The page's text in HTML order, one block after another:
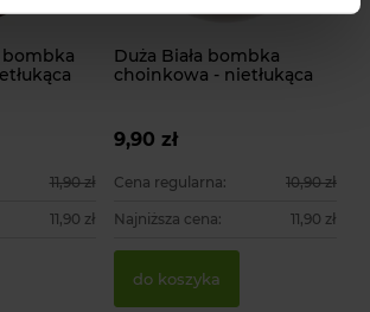
bombka
11,90 zł
11,90 zł
Duża Biała bombka
choinkowa - nietłukąca
9,90 zł
Cena regularna: 10,90 zł
Najniższa cena: 11,90 zł
do koszyka